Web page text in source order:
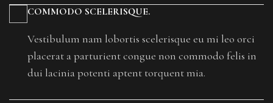
COMMODO SCELERISQUE.
Vestibulum nam lobortis scelerisque eu mi leo orci
placerat a parturient congue non commodo felis in
dui lacinia potenti aptent torquent mia.